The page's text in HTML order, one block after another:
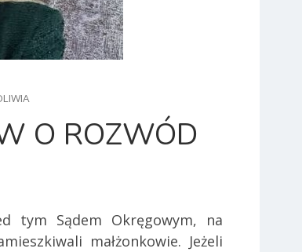
O ROZWÓD
tym Sądem Okręgowym, na
małżonkowie. Jeżeli